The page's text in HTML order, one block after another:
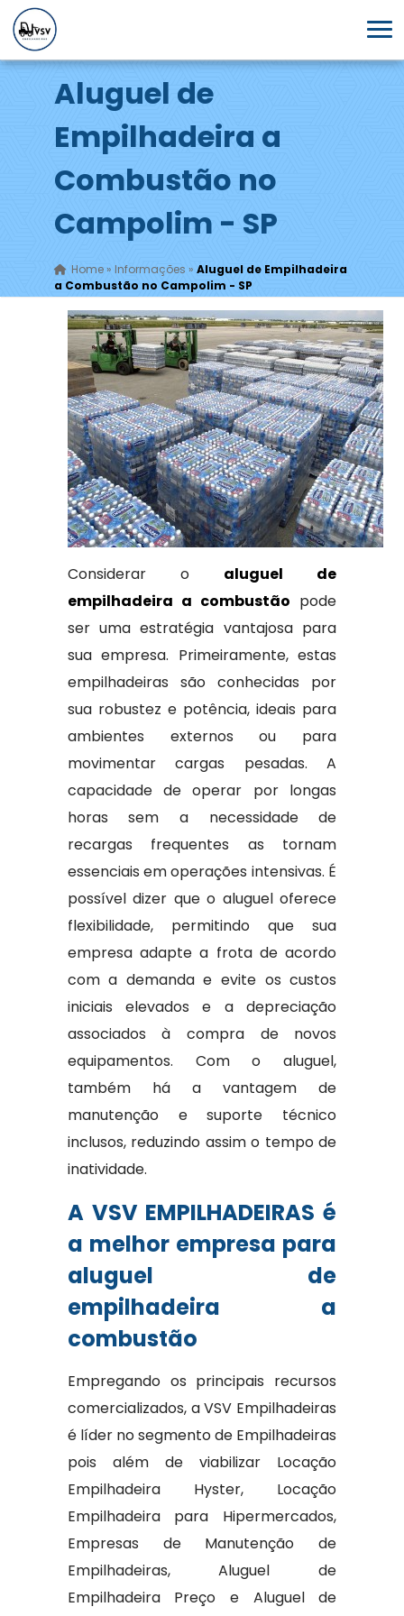
Aluguel de
Empilhadeira a
Combustão no
Campolim - SP
Home» Informações » Aluguel de Empilhadeira
a Combustão no Campolim - SP
Considerar o aluguel de
empilhadeira a combustão pode
ser uma estratégia vantajosa para
sua empresa. Primeiramente, estas
empilhadeiras são conhecidas por
sua robustez e potência, ideais para
ambientes externos ou para
movimentar cargas pesadas. A
capacidade de operar por longas
horas sem a necessidade de
recargas frequentes as tornam
essenciais em operações intensivas. É
possível dizer que o aluguel oferece
flexibilidade, permitindo que sua
empresa adapte a frota de acordo
com a demanda e evite os custos
iniciais elevados e a depreciação
associados à compra de novos
equipamentos. Com o aluguel,
também há a vantagem de
manutenção e suporte técnico
inclusos, reduzindo assim o tempo de
inatividade.
A VSV EMPILHADEIRAS é
a melhor empresa para
aluguel de
empilhadeira a
combustão
Empregando os principais recursos
comercializados, a VSV Empilhadeiras
é líder no segmento de Empilhadeiras
pois além de viabilizar Locação
Empilhadeira Hyster, Locação
Empilhadeira para Hipermercados,
Empresas de Manutenção de
Empilhadeiras, Aluguel de
Empilhadeira Preço e Aluguel de